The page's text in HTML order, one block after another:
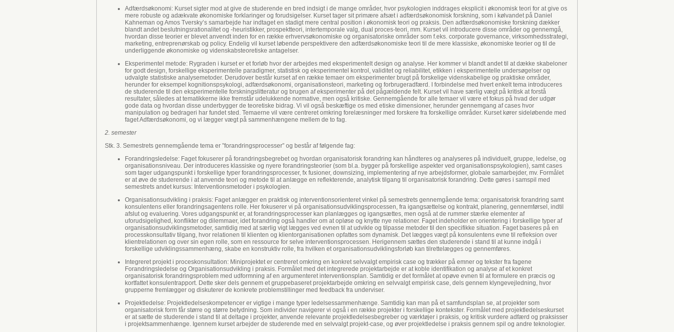
Adfærdsøkonomi: Kurset sigter mod at give de studerende en bred indsigt i de mange områder, hvor psykologien inddrages eksplicit i økonomisk teori for at give os
mere robuste og adækvate økonomiske forklaringer og forudsigelser. Kurset tager sit primære afsæt i adfærdsøkonomisk forskning, som i kølvandet på Daniel
Kahneman og Amos Tversky’s samarbejde har indtaget en stadigt mere central position i økonomisk teori og praksis. Den adfærdsøkonomiske forskning dækker
blandt andet beslutningsrationalitet og -heuristikker, prospektteori, intertemporale valg, dual proces-teori, mm. Kurset vil introducere disse områder og gennemgå,
hvordan disse teorier er blevet anvendt inden for en række erhvervsøkonomiske og organisatoriske områder som f.eks. corporate governance, virksomhedsstrategi,
marketing, entreprenørskab og policy. Endelig vil kurset løbende perspektivere den adfærdsøkonomiske teori til de mere klassiske, økonomiske teorier og til de
underliggende økonomiske og videnskabsteoretiske antagelser.
Eksperimentel metode: Rygraden i kurset er et forløb hvor der arbejdes med eksperimentelt design og analyse. Her kommer vi blandt andet til at dække skabeloner
for godt design, forskellige eksperimentelle paradigmer, statistisk og eksperimentel kontrol, validitet og reliabilitet, etikken i eksperimentelle undersøgelser og
udvalgte statistiske analysemetoder. Derudover består kurset af en række temaer om eksperimenter brugt på forskelige videnskabelige og praktiske områder,
herunder for eksempel kognitionspsykologi, adfærdsøkonomi, organisationsteori, marketing og forbrugeradfærd. I forbindelse med hvert enkelt tema introduceres
de studerende til den eksperimentelle forskningslitteratur og brugen af eksperimenter på det pågældende felt. Kurset vil have særlig vægt på kritisk at forstå
resultater, således at tematikkerne ikke fremstår udelukkende normative, men også kritiske. Gennemgående for alle temaer vil være et fokus på hvad der udgør
gode data og hvordan disse underbygger de teoretiske bidrag. Vi vil også beskæftige os med etiske dimensioner, herunder gennemgang af cases hvor
manipulation og bedrageri har fundet sted. Temaerne vil være centreret omkring forelæsninger med forskere fra forskellige områder. Kurset kører sideløbende med
faget Adfærdsøkonomi, og vi lægger vægt på sammenhængene mellem de to fag.
2. semester
Stk. 3. Semestrets gennemgående tema er ”forandringsprocesser” og består af følgende fag:
Forandringsledelse: Faget fokuserer på forandringsbegrebet og hvordan organisatorisk forandring kan håndteres og analyseres på individuelt, gruppe, ledelse, og
organisationsniveau. Der introduceres klassiske og nyere forandringsteorier (som bl.a. bygger på forskellige aspekter ved organisationspsykologien), samt cases
som tager udgangspunkt i forskellige typer forandringsprocesser, fx fusioner, downsizing, implementering af nye arbejdsformer, globale samarbejder, mv. Formålet
er at øve de studerende i at anvende teori og metode til at anlægge en reflekterende, analytisk tilgang til organisatorisk forandring. Dette gøres i samspil med
semestrets andet kursus: Interventionsmetoder i psykologien.
Organisationsudvikling i praksis: Faget anlægger en praktisk og interventionsorienteret vinkel på semestrets gennemgående tema: organisatorisk forandring samt
konsulentens eller forandringsagentens rolle. Her fokuserer vi på organisationsudviklingsprocessen, fra igangsættelse og kontrakt, planering, gennemførsel, indtil
afslut og evaluering. Vores udgangspunkt er, at forandringsprocesser kan planlægges og igangsættes, men også at de rummer stærke elementer af
uforudsigelighed, konflikter og dilemmaer, idet forandring også handler om at opløse og knytte nye relationer. Faget indeholder en orientering i forskellige typer af
organisationsudviklingsmetoder, samtidig med at særlig vigt lægges ved evnen til at udvikle og tilpasse metoder til den specifikke situation. Faget baseres på en
processkonsultativ tilgang, hvor relationen til klienten og klientorganisationen opfattes som dynamisk. Det lægges vægt på konsulentens evne til refleksion over
klientrelationen og over sin egen rolle, som en ressource for selve interventionsprocessen. Herigennem sættes den studerende i stand til at kunne indgå i
forskellige udviklingssammenhæng, skabe en konstruktiv rolle, fra hvilken et organisationsudviklingsforløb kan tilrettelægges og gennemføres.
Integreret projekt i proceskonsultation: Miniprojektet er centreret omkring en konkret selvvalgt empirisk case og trækker på emner og tekster fra fagene
Forandringsledelse og Organisationsudvikling i praksis. Formålet med det integrerede projektarbejde er at koble identifikation og analyse af et konkret
organisatorisk forandringsproblem med udformning af en argumenteret interventionsplan. Samtidig er det formålet at opøve evnen til at formulere en præcis og
kortfattet konsulentrapport. Dette sker dels gennem et gruppebaseret projektarbejde omkring en selvvalgt empirisk case, dels gennem klyngevejledning, hvor
grupperne fremlægger og diskuterer de konkrete problemstillinger med feedback fra underviser.
Projektledelse: Projektledelseskompetencer er vigtige i mange typer ledelsessammenhænge. Samtidig kan man på et samfundsplan se, at projekter som
organisatorisk form får større og større betydning. Som individer navigerer vi også i en række projekter i forskellige kontekster. Formålet med projektledelseskurset
er at sætte de studerende i stand til at deltage i projekter, anvende relevante projektledelsesbegreber og værktøjer i praksis, og kritisk vurdere adfærd og praksisser
i projektsammenhænge. Igennem kurset arbejder de studerende med en selvvalgt projekt-case, og øver projektledelse i praksis gennem spil og andre teknologier.